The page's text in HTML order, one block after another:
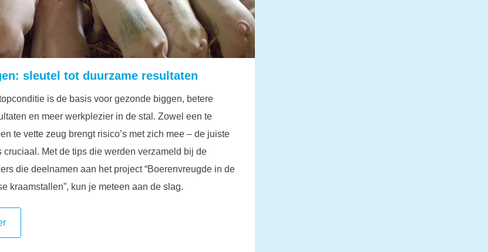
sleutel tot duurzame resultaten
is de basis voor gezonde biggen, betere
en meer werkplezier in de stal. Zowel een te
te vette zeug brengt risico’s met zich mee – de juiste
cruciaal. Met de tips die werden verzameld bij de
die deelnamen aan het project “Boerenvreugde in de
kraamstallen”, kun je meteen aan de slag.